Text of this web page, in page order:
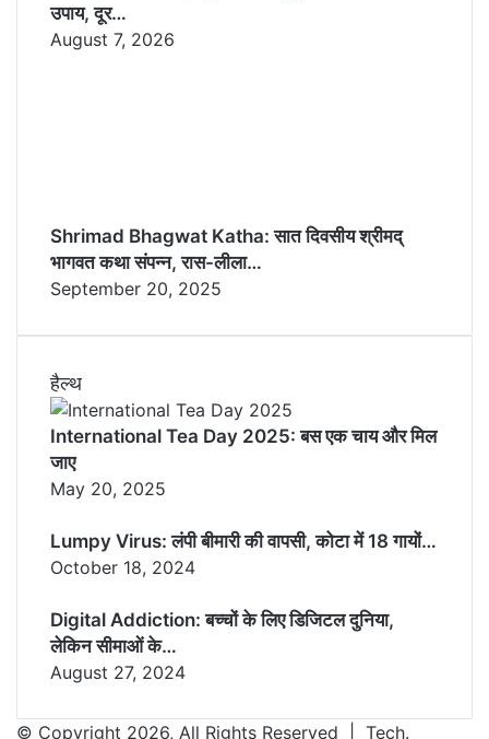
उपाय, दूर…
August 7, 2026
Shrimad Bhagwat Katha: सात दिवसीय श्रीमद्
भागवत कथा संपन्न, रास-लीला…
September 20, 2025
हैल्थ
International Tea Day 2025: बस एक चाय और मिल
जाए
May 20, 2025
Lumpy Virus: लंपी बीमारी की वापसी, कोटा में 18 गायों…
October 18, 2024
Digital Addiction: बच्चों के लिए डिजिटल दुनिया,
लेकिन सीमाओं के…
August 27, 2024
© Copyright 2026, All Rights Reserved | Tech.